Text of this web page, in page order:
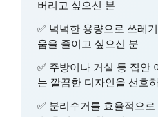
버리고 싶으신 분
✅ 넉넉한 용량으로 쓰레
움을 줄이고 싶으신 분
✅ 주방이나 거실 등 집안
는 깔끔한 디자인을 선호
✅ 분리수거를 효율적으